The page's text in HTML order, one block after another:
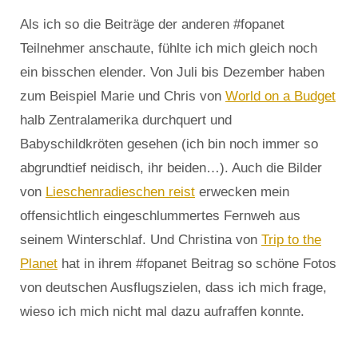
Als ich so die Beiträge der anderen #fopanet
Teilnehmer anschaute, fühlte ich mich gleich noch
ein bisschen elender. Von Juli bis Dezember haben
zum Beispiel Marie und Chris von World on a Budget
halb Zentralamerika durchquert und
Babyschildkröten gesehen (ich bin noch immer so
abgrundtief neidisch, ihr beiden…). Auch die Bilder
von Lieschenradieschen reist erwecken mein
offensichtlich eingeschlummertes Fernweh aus
seinem Winterschlaf. Und Christina von Trip to the
Planet hat in ihrem #fopanet Beitrag so schöne Fotos
von deutschen Ausflugszielen, dass ich mich frage,
wieso ich mich nicht mal dazu aufraffen konnte.